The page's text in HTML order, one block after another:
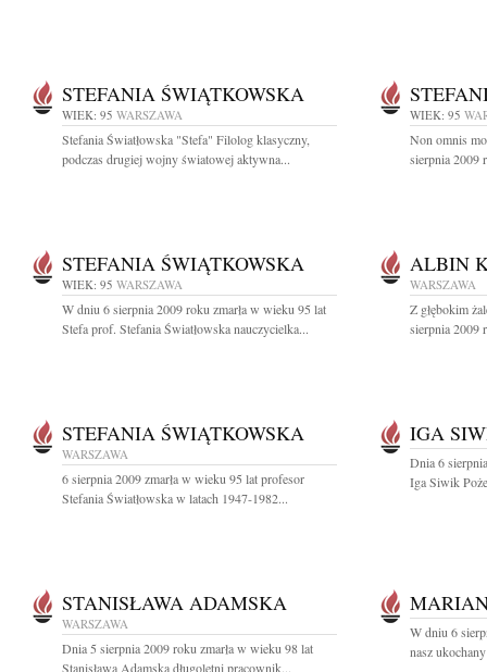
STEFANIA ŚWIĄTKOWSKA
WIEK: 95 WARSZAWA
Stefania Światłowska "Stefa" Filolog klasyczny,
podczas drugiej wojny światowej aktywna...
WIEK: 95
Non omnis
sierpnia 2009
STEFANIA ŚWIĄTKOWSKA
WIEK: 95 WARSZAWA
W dniu 6 sierpnia 2009 roku zmarła w wieku 95 lat
Stefa prof. Stefania Światłowska nauczycielka...
ALBIN
WARSZAWA
Z głębokim
sierpnia 2009
STEFANIA ŚWIĄTKOWSKA
WARSZAWA
6 sierpnia 2009 zmarła w wieku 95 lat profesor
Stefania Światłowska w latach 1947-1982...
IGA
Dnia 6
Iga Siwik
STANISŁAWA ADAMSKA
WARSZAWA
Dnia 5 sierpnia 2009 roku zmarła w wieku 98 lat
Stanisława Adamska długoletni pracownik...
W dniu 6
nasz